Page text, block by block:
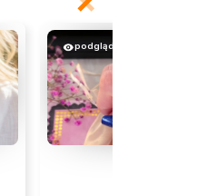
podgląd